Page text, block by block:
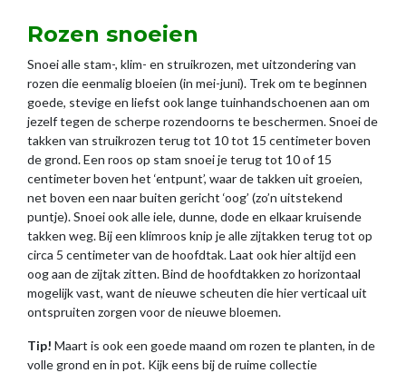
Rozen snoeien
Snoei alle stam-, klim- en struikrozen, met uitzondering van
rozen die eenmalig bloeien (in mei-juni). Trek om te beginnen
goede, stevige en liefst ook lange tuinhandschoenen aan om
jezelf tegen de scherpe rozendoorns te beschermen. Snoei de
takken van struikrozen terug tot 10 tot 15 centimeter boven
de grond. Een roos op stam snoei je terug tot 10 of 15
centimeter boven het ‘entpunt’, waar de takken uit groeien,
net boven een naar buiten gericht ‘oog’ (zo’n uitstekend
puntje). Snoei ook alle iele, dunne, dode en elkaar kruisende
takken weg. Bij een klimroos knip je alle zijtakken terug tot op
circa 5 centimeter van de hoofdtak. Laat ook hier altijd een
oog aan de zijtak zitten. Bind de hoofdtakken zo horizontaal
mogelijk vast, want de nieuwe scheuten die hier verticaal uit
ontspruiten zorgen voor de nieuwe bloemen.
Tip! Maart is ook een goede maand om rozen te planten, in de
volle grond en in pot. Kijk eens bij de ruime collectie